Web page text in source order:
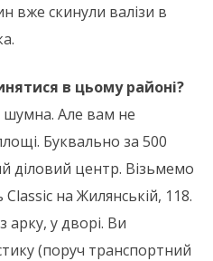
вже скинули валізи в
в цьому районі?
шумна. Але вам не
Буквально за 500
діловий центр. Візьмемо
на Жилянській, 118.
арку, у дворі. Ви
(поруч транспортний